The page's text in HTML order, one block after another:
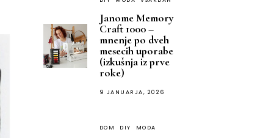
Janome Memory
Craft 1000 –
mnenje po dveh
mesecih uporabe
(izkušnja iz prve
roke)
9 JANUARJA, 2026
DOM DIY MODA